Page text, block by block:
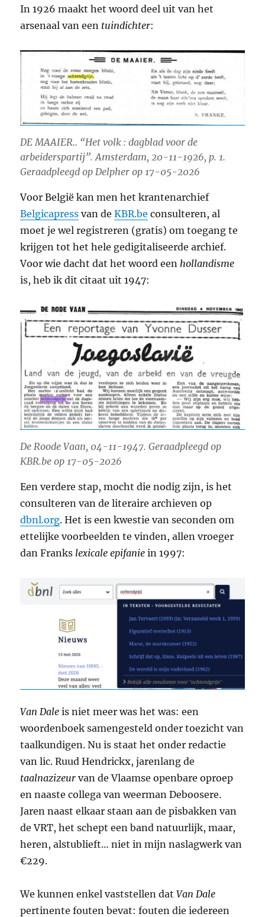
In 1926 maakt het woord deel uit van het
arsenaal van een tuindichter:
DE MAAIER.. “Het volk : dagblad voor de
arbeiderspartĳ”. Amsterdam, 20-11-1926, p. 1.
Geraadpleegd op Delpher op 17-05-2026
Voor België kan men het krantenarchief
Belgicapress van deKBR.be consulteren, al
moet je wel registreren (gratis) om toegang te
krijgen tot het hele gedigitaliseerde archief.
Voor wie dacht dat het woord een hollandisme
is, heb ik dit citaat uit 1947:
De Roode Vaan, 04-11-1947. Geraadpleegd op
KBR.be op 17-05-2026
Een verdere stap, mocht die nodig zijn, is het
consulteren van de literaire archieven op
dbnl.org. Het is een kwestie van seconden om
ettelijke voorbeelden te vinden, allen vroeger
dan Franks lexicale epifanie in 1997:
Van Dale is niet meer was het was: een
woordenboek samengesteld onder toezicht van
taalkundigen. Nu is staat het onder redactie
van lic. Ruud Hendrickx, jarenlang de
taalnazizeur van de Vlaamse openbare oproep
en naaste collega van weerman Deboosere.
Jaren naast elkaar staan aan de pisbakken van
de VRT, het schept een band natuurlijk, maar,
heren, alstublieft… niet in mijn naslagwerk van
€229.
We kunnen enkel vaststellen datVan Dale
pertinente fouten bevat: fouten die iedereen